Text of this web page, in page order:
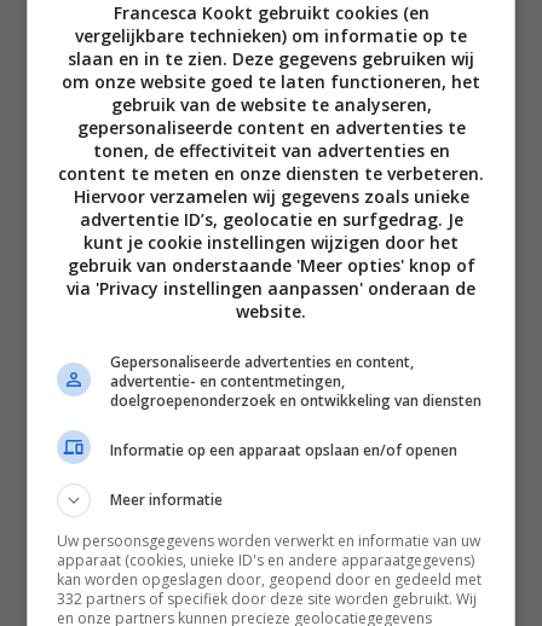
Disclaimer
Privacy voorwaarden
Instagram
Facebook
Pinterest
Home
Word gratis lid
Recepten
Leefstijl
Reizen
Francesca Kookt gebruikt cookies (en
vergelijkbare technieken) om informatie op te
slaan en in te zien. Deze gegevens gebruiken wij
om onze website goed te laten functioneren, het
gebruik van de website te analyseren,
gepersonaliseerde content en advertenties te
tonen, de effectiviteit van advertenties en
content te meten en onze diensten te verbeteren.
Hiervoor verzamelen wij gegevens zoals unieke
advertentie ID’s, geolocatie en surfgedrag. Je
kunt je cookie instellingen wijzigen door het
gebruik van onderstaande 'Meer opties' knop of
via 'Privacy instellingen aanpassen' onderaan de
website.
Gepersonaliseerde advertenties en content,
advertentie- en contentmetingen,
doelgroepenonderzoek en ontwikkeling van diensten
Informatie op een apparaat opslaan en/of openen
Meer informatie
Uw persoonsgegevens worden verwerkt en informatie van uw
apparaat (cookies, unieke ID's en andere apparaatgegevens)
kan worden opgeslagen door, geopend door en gedeeld met
332 partners of specifiek door deze site worden gebruikt. Wij
en onze partners kunnen precieze geolocatiegegevens